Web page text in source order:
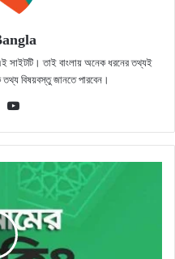
সাইটটি। তাই বাংলায় অনেক ধরনের তথ্যই
বিষয়বস্তু জানতে পারবেন।
Facebook